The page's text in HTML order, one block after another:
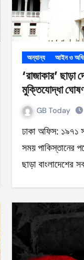
অন্যান্য আইন ও
‘রাজাকার’ ছাড়া
মুক্তিযোদ্ধা
GB Today
ঢাকা অফিস: ১৯৭১ সালে বাংলাদেশে মুক্তিযুদ্ধ চলার
সময় পাকিস্তানের
ছাড়া বাংলাদেশের